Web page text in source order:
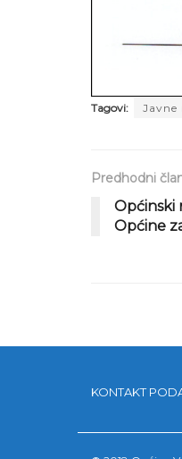
Tagovi: Javne
Predhodni
Općinski
Općine
KONTAKT